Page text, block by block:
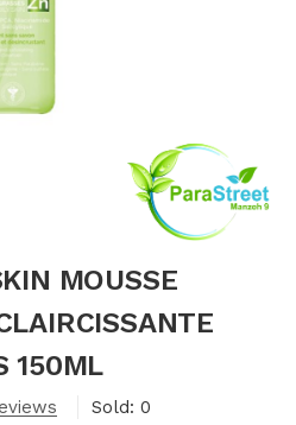
MOUSSE
150ML
Sold: 0